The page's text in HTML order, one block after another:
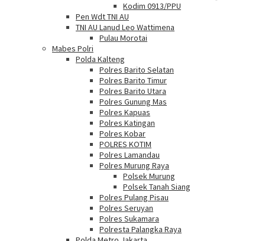
Kodim 0913/PPU
Pen Wdt TNI AU
TNI AU Lanud Leo Wattimena
Pulau Morotai
Mabes Polri
Polda Kalteng
Polres Barito Selatan
Polres Barito Timur
Polres Barito Utara
Polres Gunung Mas
Polres Kapuas
Polres Katingan
Polres Kobar
POLRES KOTIM
Polres Lamandau
Polres Murung Raya
Polsek Murung
Polsek Tanah Siang
Polres Pulang Pisau
Polres Seruyan
Polres Sukamara
Polresta Palangka Raya